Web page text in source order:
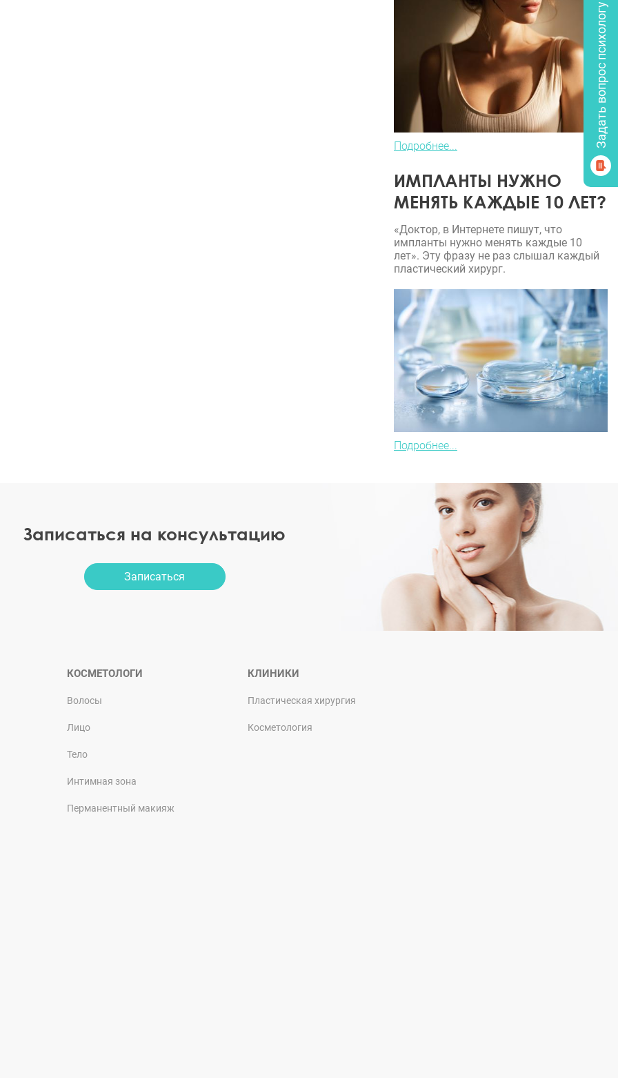
Подробнее...
ИМПЛАНТЫ НУЖНО
МЕНЯТЬ КАЖДЫЕ 10 ЛЕТ?
«Доктор, в Интернете пишут, что
импланты нужно менять каждые 10
лет». Эту фразу не раз слышал каждый
пластический хирург.
Подробнее...
Записаться на консультацию
Записаться
КОСМЕТОЛОГИ
Волосы
Лицо
Тело
Интимная зона
Перманентный макияж
КЛИНИКИ
Пластическая хирургия
Косметология
Задать вопрос психологу